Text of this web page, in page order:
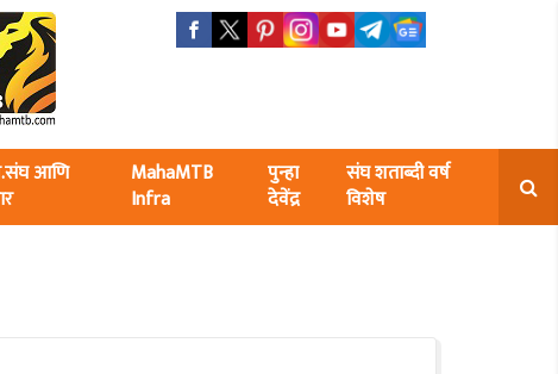
आणि
MahaMTB
Infra
पुन्हा
देवेंद्र
संघ शताब्दी वर्ष
विशेष